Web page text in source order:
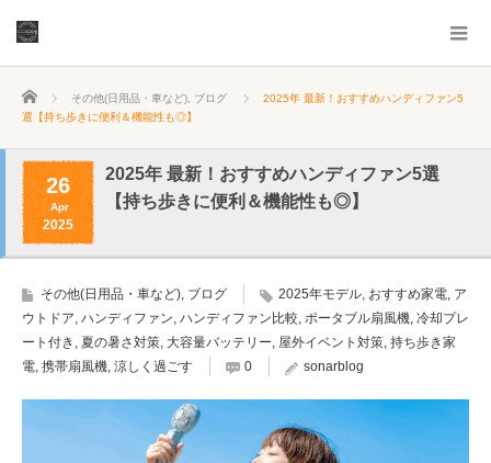
ホーム その他(日用品・車など) ブログ
2025年 最新！おすすめハンディファン5
選【持ち歩きに便利＆機能性も◎】
26
Apr
2025
2025年 最新！おすすめハンディファン5選
【持ち歩きに便利＆機能性も◎】
その他(日用品・車など), ブログ 2025年モデル, おすすめ家電, ア
ウトドア, ハンディファン, ハンディファン比較, ポータブル扇風機, 冷却プレ
ート付き , 夏の暑さ対策, 大容量バッテリー, 屋外イベント対策, 持ち歩き家
電, 携帯扇風機, 涼しく過ごす 0 sonarblog